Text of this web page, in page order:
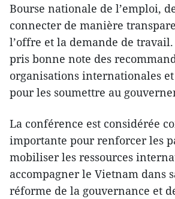
Bourse nationale de l’emploi,
connecter de manière
l’offre et la demande de
pris bonne note des
organisations internationales
pour les soumettre au
La conférence est considérée
importante pour renforcer les
mobiliser les ressources
accompagner le Vietnam dans
réforme de la gouvernance et